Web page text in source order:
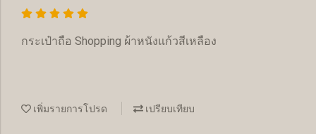
กระเป๋าถือ Shopping ผ้าหนังแก้วสีเหลือง
เพิ่มรายการโปรด เปรียบเทียบ